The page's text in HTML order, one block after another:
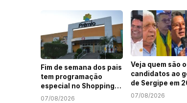
Fim de semana dos pais
tem programação
especial no Shopping
Prêmio
07/08/2026
Veja quem são
candidatos ao
de Sergipe em
07/08/2026